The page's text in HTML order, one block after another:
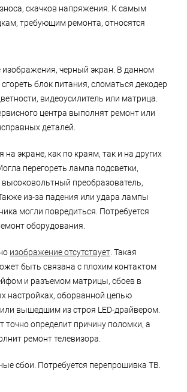
скачков напряжения. К самым
требующим ремонта, относятся
изображения, черный экран. В данном
блок питания, сломаться декодер
видеоусилитель или матрица.
центра выполнят ремонт или
деталей.
на экране, как по краям, так и на других
перегореть лампа подсветки,
преобразователь,
из-за падения или удара лампы
могли повредиться. Потребуется
оборудования.
изображение отсутствует . Такая
быть связана с плохим контактом
и разъемом матрицы, сбоев в
настройках, оборванной цепью
вышедшим из строя LED-драйвером.
точно определит причину поломки, а
ремонт телевизора.
сбои. Потребуется перепрошивка ТВ.